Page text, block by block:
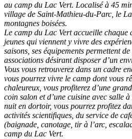
au camp du Lac Vert. Localisé à 45
village de Saint-Mathieu-du-Parc, le
montagnes boisées.
Le camp du Lac Vert accueille chaque
jeunes qui viennent y vivre des
saisons, ses équipements permettent
associations désirant disposer d’un
Vous vous retrouverez dans un cadre
vous pourrez vivre le camp dont vous
chaleureux, vous profiterez d’une
coin salon et d’une cuisine avec salle
nuit en dortoir, vous pourrez profitez
activités scientifiques, du service de
(baignade, canotage, tir à l’arc,
camp du Lac Vert.